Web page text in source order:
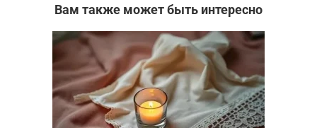
Вам также может быть интересно